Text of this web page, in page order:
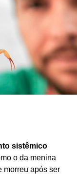
sistêmico
o da menina
morreu após ser